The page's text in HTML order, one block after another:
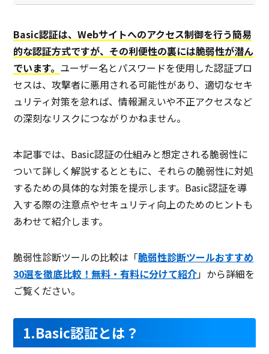
Basic認証は、Webサイトへのアクセス制御を行う簡易
的な認証方式ですが、その利便性の裏には脆弱性が潜ん
でいます。 ユーザー名とパスワードを使用した認証プロ
セスは、攻撃者に悪用される可能性があり、適切なセキ
ュリティ対策を怠れば、情報漏えいや不正アクセスなど
の深刻なリスクにつながりかねません。
本記事では、Basic認証の仕組みと想定される脆弱性に
ついて詳しく解説するとともに、それらの脆弱性に対処
するための具体的な対策を提示します。Basic認証を導
入する際の注意点やセキュリティ向上のためのヒントも
あわせて紹介します。
脆弱性診断ツールの比較は「脆弱性診断ツールおすすめ
30選を徹底比較！無料・有料に分けて紹介」から詳細を
ご覧ください。
1.Basic認証とは？